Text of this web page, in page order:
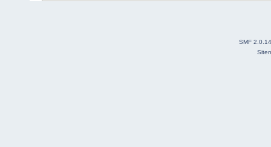
SMF 2.0.14